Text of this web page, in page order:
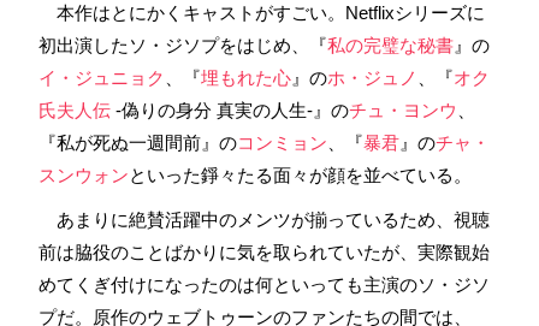
本作はとにかくキャストがすごい。Netflixシリーズに
初出演したソ・ジソプをはじめ、『私の完璧な秘書 』の
イ・ジュニョク
、『埋もれた心 』のホ・ジュノ 、『オク
氏夫人伝 -偽りの身分 真実の人生-』のチュ・ヨンウ
『私が死ぬ一週間前』のコンミョン 、『暴君 』のチャ・
スンウォンといった錚々たる面々が顔を並べている。
あまりに絶賛活躍中のメンツが揃っているため、視聴
前は脇役のことばかりに気を取られていたが、実際観始
めてくぎ付けになったのは何といっても主演のソ・ジソ
プだ。原作のウェブトゥーンのファンたちの間では、